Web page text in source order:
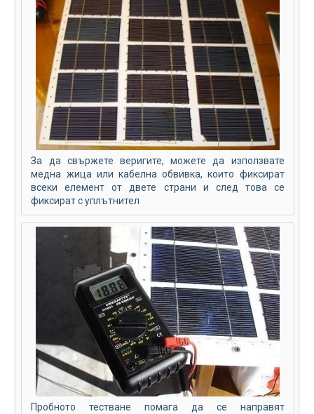
За да свържете веригите, можете да използвате
медна жица или кабелна обвивка, които фиксират
всеки елемент от двете страни и след това се
фиксират с уплътнител
Пробното тестване помага да се направят